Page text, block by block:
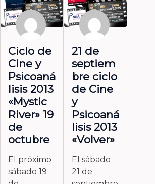
Ciclo de
Cine y
Psicoaná
lisis 2013
«Mystic
River» 19
de
octubre
El próximo
sábado 19
21 de
septiem
bre ciclo
de Cine
y
Psicoaná
lisis 2013
«Volver»
El sábado
21 de